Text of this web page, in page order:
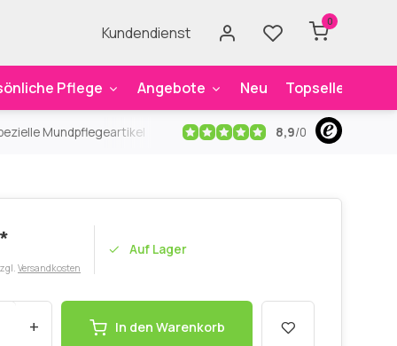
Kundendienst
0
Pflege Angebote Neu Topseller
Mundpflegeartikel Kostenloser Versandab 59€
8,9/0
Versandkosten
Auf Lager
+ In den Warenkorb